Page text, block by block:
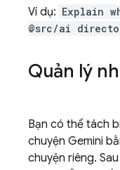
Ví dụ: Explain
@src/ai
Quản lý
Bạn có thể tách
chuyện Gemini
chuyện riêng.